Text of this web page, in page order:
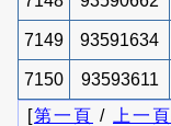
7149 93591634
7150 93593611
[第一頁 / 上一頁